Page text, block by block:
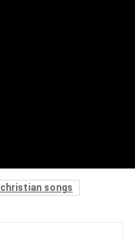
songs